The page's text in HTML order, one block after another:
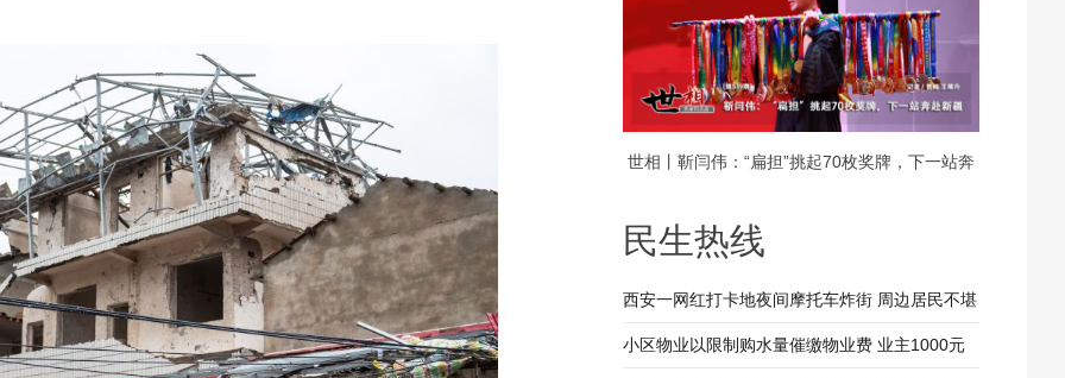
世相丨靳闫伟：“扁担”挑起70枚奖牌，下一站奔
民生热线
西安一网红打卡地夜间摩托车炸街 周边居民不堪
其扰 回应：将持续开展专项整治行动
小区物业以限制购水量催缴物业费 业主1000元